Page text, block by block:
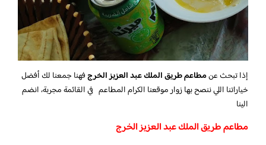
إذا تبحث عنمطاعم طريق الملك عبد العزيز الخرجفهنا جمعنا لك أفضل
خياراتنا اللي ننصح بها زوار موقعنا الكرام المطاعم في القائمة مجربة، انضم
الينا
مطاعم طريق الملك عبد العزيز الخرج